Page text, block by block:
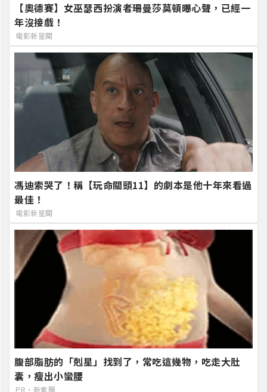
【奧德賽】女巫瑟西扮演者珊曼莎莫頓曝心聲，已經一
年沒接戲！
電影新星聞
馮迪索哭了！稱【玩命關頭11】的劇本是他十年來看過
最佳！
電影新星聞
腹部脂肪的「剋星」找到了，常吃這幾物，吃走大肚
囊，瘦出小蠻腰
PR・新素簡